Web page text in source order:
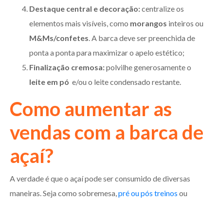
Destaque central e decoração:centralize os
elementos mais visíveis, como morangos inteiros ou
M&Ms/confetes . A barca deve ser preenchida de
ponta a ponta para maximizar o apelo estético;
Finalização cremosa:polvilhe generosamente o
leite em pó e/ou o leite condensado restante.
Como aumentar as
vendas com a barca de
açaí?
A verdade é que o açaí pode ser consumido de diversas
maneiras. Seja como sobremesa, pré ou pós treinos ou